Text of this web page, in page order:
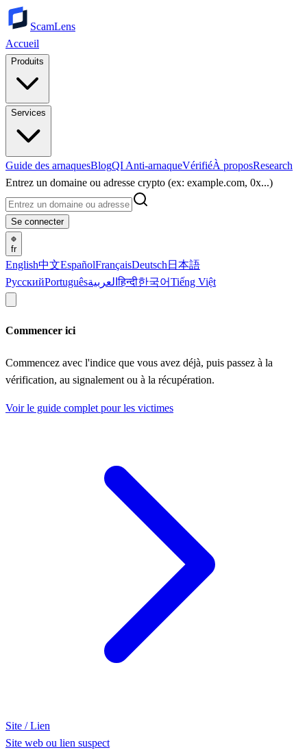
ScamLens
Accueil
Produits
Services
Guide des arnaquesBlogQI Anti-arnaqueVérifiéÀ proposResearch
Entrez un domaine ou adresse crypto (ex: example.com, 0x...)
Se connecter
fr
English中文EspañolFrançaisDeutsch 日本語
РусскийPortuguêsالعربيةहिन्दी한국어Tiếng Việt
Commencer ici
Commencez avec l'indice que vous avez déjà, puis passez à la
vérification, au signalement ou à la récupération.
Voir le guide complet pour les victimes
Site / Lien
Site web ou lien suspect